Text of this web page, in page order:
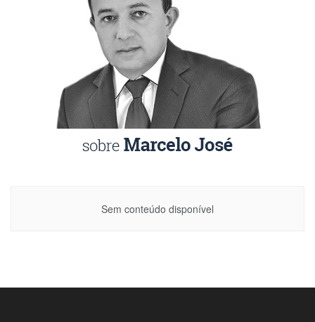
Sem conteúdo disponível